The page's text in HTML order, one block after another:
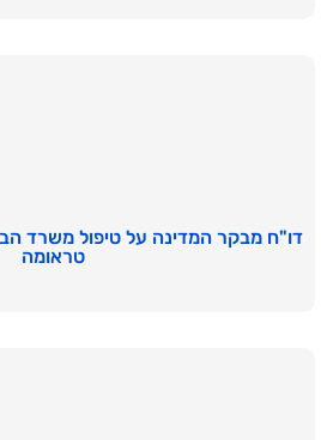
דו"ח מבקר המדינה על טיפול משרד
טראומה